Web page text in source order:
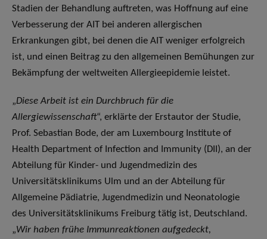
Stadien der Behandlung auftreten, was Hoffnung auf eine
Verbesserung der AIT bei anderen allergischen
Erkrankungen gibt, bei denen die AIT weniger erfolgreich
ist, und einen Beitrag zu den allgemeinen Bemühungen zur
Bekämpfung der weltweiten Allergieepidemie leistet.
„Diese Arbeit ist ein Durchbruch für die
Allergiewissenschaft“, erklärte der Erstautor der Studie,
Prof. Sebastian Bode, der am Luxembourg Institute of
Health Department of Infection and Immunity (DII), an der
Abteilung für Kinder- und Jugendmedizin des
Universitätsklinikums Ulm und an der Abteilung für
Allgemeine Pädiatrie, Jugendmedizin und Neonatologie
des Universitätsklinikums Freiburg tätig ist, Deutschland.
„Wir haben frühe Immunreaktionen aufgedeckt,